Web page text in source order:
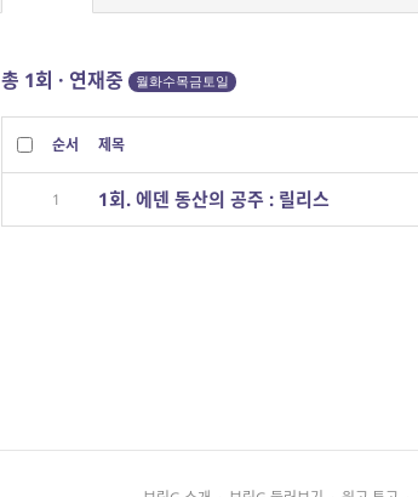
총 1회 · 연재중 월화수목금토일
순서 제목
1 1회. 에덴 동산의 공주 : 릴리스